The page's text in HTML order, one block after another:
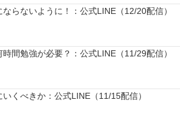
らないように！：公式LINE（12/20配信）
間勉強が必要？：公式LINE（11/29配信）
くべきか：公式LINE（11/15配信）